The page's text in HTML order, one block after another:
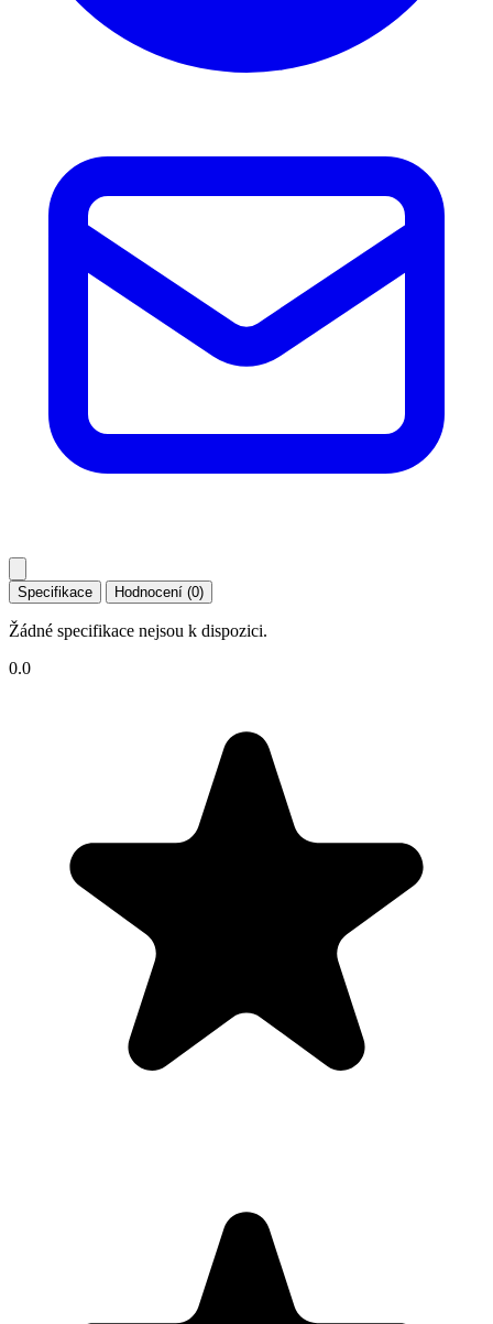
Specifikace Hodnocení (0)
Žádné specifikace nejsou k dispozici.
0.0